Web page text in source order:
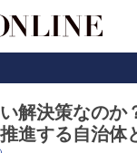
解決策なのか
進する自治体